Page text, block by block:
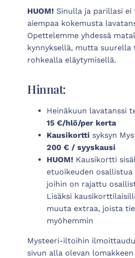
HUOM! Sinulla ja parillasi
aiempaa kokemusta
Opettelemme yhdessä
kynnyksellä, mutta suurella
rohkealla eläytymisellä.
Hinnat:
Heinäkuun lavatanssi
15 €/hlö/per kerta
Kausikortti syksyn
200 € / syyskausi
HUOM! Kausikortti
etuoikeuden
joihin on rajattu
Lisäksi
muuta extraa, joista
myöhemmin
Mysteeri-iltoihin
sivun alla olevan